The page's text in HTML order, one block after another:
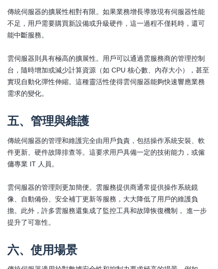
傳統伺服器的擴展性相對有限。如果業務增長導致現有伺服器性能
不足，用戶需要購買新設備或升級硬件，這一過程不僅耗時，還可
能中斷服務。
雲伺服器則具有極高的擴展性。用戶可以通過雲服務商的管理控制
台，隨時增加或減少計算資源（如 CPU 核心數、內存大小），甚至
實現自動化彈性伸縮。這種靈活性使得雲伺服器能夠快速響應業務
需求的變化。
五、管理與維護
傳統伺服器的管理和維護完全由用戶負責，包括操作系統安裝、軟
件更新、硬件故障排查等。這要求用戶具備一定的技術能力，或僱
傭專業 IT 人員。
雲伺服器的管理則更加簡便。雲服務提供商通常提供操作系統鏡
像、自動備份、安全補丁更新等服務，大大降低了用戶的維護負
擔。此外，許多雲服務還集成了監控工具和故障恢復機制， 進一步
提升了可靠性。
六、使用場景